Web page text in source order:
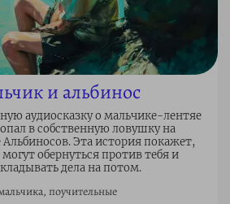
и альбинос
аудиосказку о мальчике-лентяе
в собственную ловушку на
Альбиносов. Эта история покажет,
обернуться против тебя и
дела на потом.
поучительные